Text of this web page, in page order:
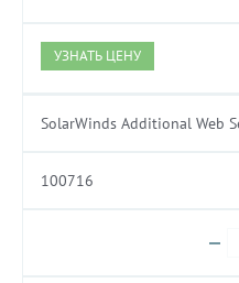
УЗНАТЬ ЦЕНУ
SolarWinds Additional Web
100716